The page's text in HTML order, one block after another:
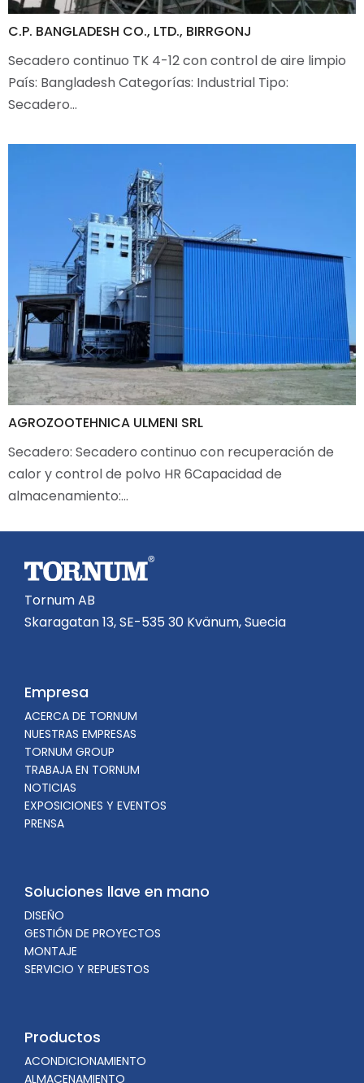
C.P. BANGLADESH CO., LTD., BIRRGONJ
Secadero continuo TK 4-12 con control de aire limpio
País: Bangladesh Categorías: Industrial Tipo:
Secadero…
AGROZOOTEHNICA ULMENI SRL
Secadero: Secadero continuo con recuperación de
calor y control de polvo HR 6Capacidad de
almacenamiento:…
Tornum AB
Skaragatan 13, SE-535 30 Kvänum, Suecia
Empresa
ACERCA DE TORNUM
NUESTRAS EMPRESAS
TORNUM GROUP
TRABAJA EN TORNUM
NOTICIAS
EXPOSICIONES Y EVENTOS
PRENSA
Soluciones llave en mano
DISEÑO
GESTIÓN DE PROYECTOS
MONTAJE
SERVICIO Y REPUESTOS
Productos
ACONDICIONAMIENTO
ALMACENAMIENTO